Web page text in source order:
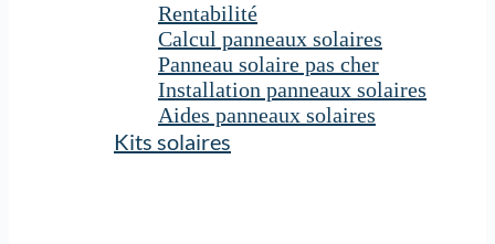
Rentabilité
Calcul panneaux solaires
Panneau solaire pas cher
Installation panneaux solaires
Aides panneaux solaires
Kits solaires